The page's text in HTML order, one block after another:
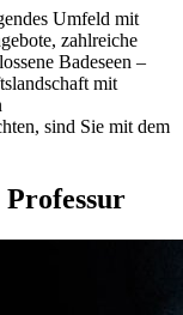
Umfeld mit
zahlreiche
Badeseen –
mit
sind Sie mit dem